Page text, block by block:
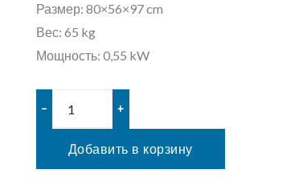
Размер: 80×56×97 cm
Вес: 65 kg
Мощность: 0,55 kW
– +
Добавить в корзину